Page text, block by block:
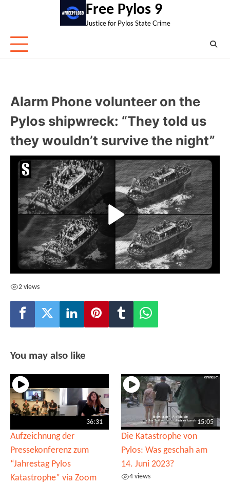
Free Pylos 9
Justice for Pylos State Crime
Alarm Phone volunteer on the
Pylos shipwreck: “They told us
they wouldn’t survive the night”
2 views
You may also like
36:31
Aufzeichnung der
Pressekonferenz zum
“Jahrestag Pylos
Katastrophe” via Zoom
15:05
Die Katastrophe von
Pylos: Was geschah am
14. Juni 2023?
4 views